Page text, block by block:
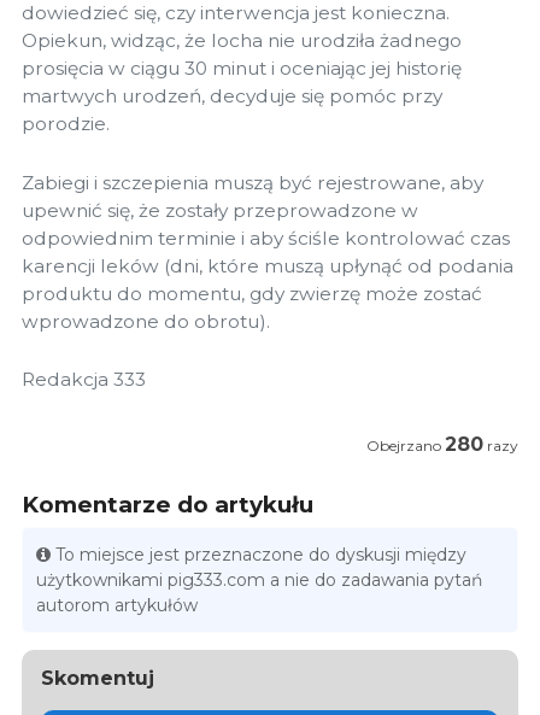
dowiedzieć się, czy interwencja jest konieczna.
Opiekun, widząc, że locha nie urodziła żadnego
prosięcia w ciągu 30 minut i oceniając jej historię
martwych urodzeń, decyduje się pomóc przy
porodzie.
Zabiegi i szczepienia muszą być rejestrowane, aby
upewnić się, że zostały przeprowadzone w
odpowiednim terminie i aby ściśle kontrolować czas
karencji leków (dni, które muszą upłynąć od podania
produktu do momentu, gdy zwierzę może zostać
wprowadzone do obrotu).
Redakcja 333
Obejrzano 280 razy
Komentarze do artykułu
To miejsce jest przeznaczone do dyskusji między
użytkownikami pig333.com a nie do zadawania pytań
autorom artykułów
Skomentuj